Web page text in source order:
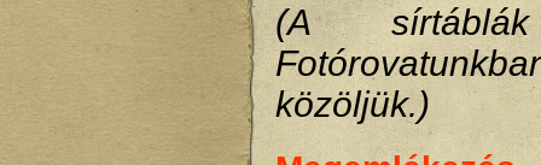
(A
közöljük.)